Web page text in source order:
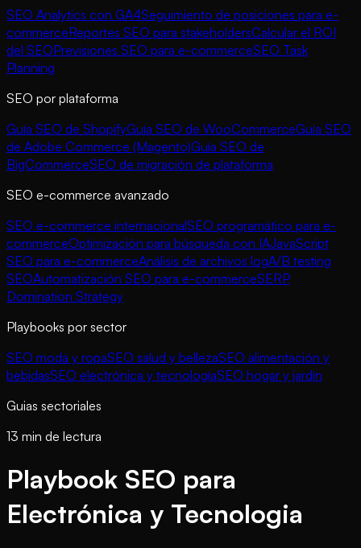
SEO Analytics con GA4Seguimiento de posiciones para e-
commerceReportes SEO para stakeholdersCalcular el ROI
del SEOPrevisiones SEO para e-commerceSEO Task
Planning
SEO por plataforma
Guía SEO de ShopifyGuía SEO de WooCommerceGuía SEO
de Adobe Commerce (Magento)Guía SEO de
BigCommerceSEO de migración de plataforma
SEO e-commerce avanzado
SEO e-commerce internacionalSEO programático para e-
commerceOptimización para búsqueda con IAJavaScript
SEO para e-commerceAnálisis de archivos logA/B testing
SEOAutomatización SEO para e-commerceSERP
Domination Strategy
Playbooks por sector
SEO moda y ropaSEO salud y bellezaSEO alimentación y
bebidasSEO electrónica y tecnologíaSEO hogar y jardín
Guias sectoriales
13 min de lectura
Playbook SEO para
Electrónica y Tecnologia